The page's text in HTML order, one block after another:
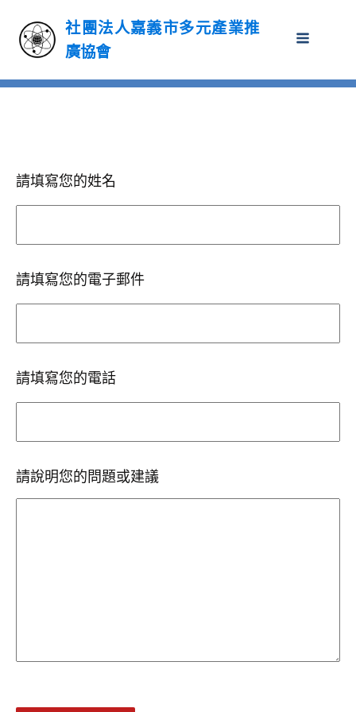
社團法人嘉義市多元產業推
廣協會
請填寫您的姓名
請填寫您的電子郵件
請填寫您的電話
請說明您的問題或建議